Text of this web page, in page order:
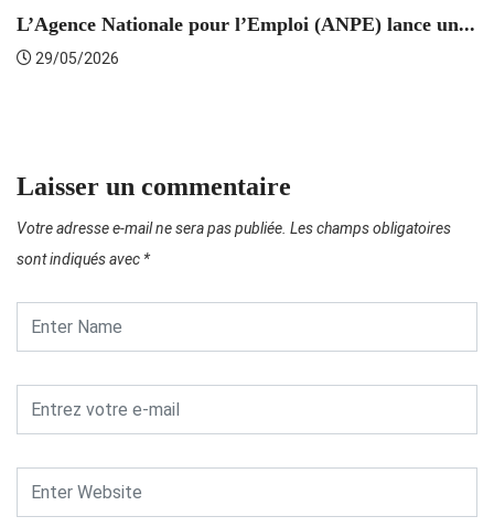
L’Agence Nationale pour l’Emploi (ANPE) lance un...
29/05/2026
Laisser un commentaire
Votre adresse e-mail ne sera pas publiée. Les champs obligatoires
sont indiqués avec *